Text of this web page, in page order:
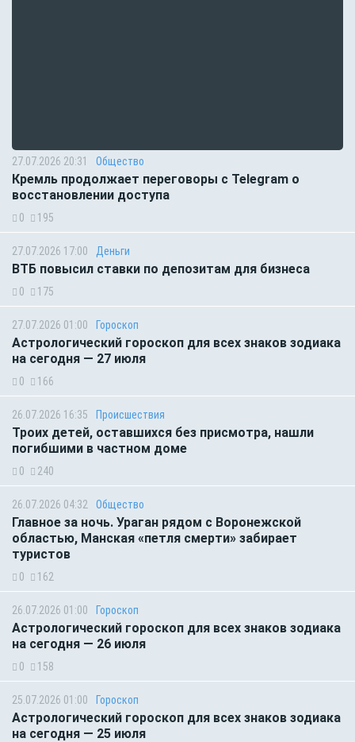
27.07.2026 20:31 Общество
Кремль продолжает переговоры с Telegram о
восстановлении доступа
0 195
27.07.2026 17:00 Деньги
ВТБ повысил ставки по депозитам для бизнеса
0 175
27.07.2026 01:00 Гороскоп
Астрологический гороскоп для всех знаков зодиака
на сегодня — 27 июля
0 166
26.07.2026 16:35 Происшествия
Троих детей, оставшихся без присмотра, нашли
погибшими в частном доме
0 240
26.07.2026 04:32 Общество
Главное за ночь. Ураган рядом с Воронежской
областью, Манская «петля смерти» забирает
туристов
0 162
26.07.2026 01:00 Гороскоп
Астрологический гороскоп для всех знаков зодиака
на сегодня — 26 июля
0 158
25.07.2026 01:00 Гороскоп
Астрологический гороскоп для всех знаков зодиака
на сегодня — 25 июля